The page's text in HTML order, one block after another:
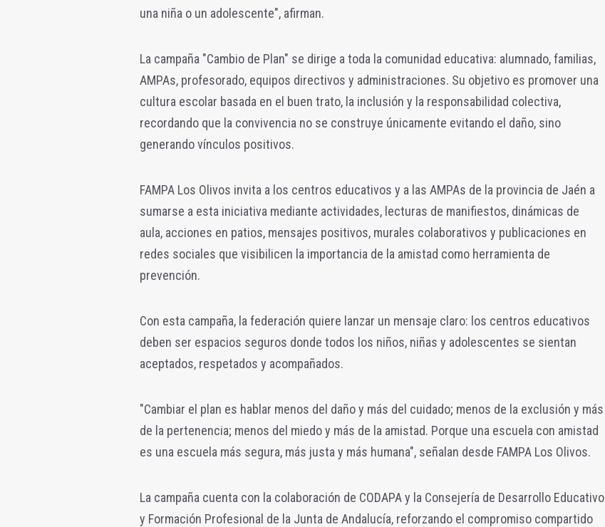
una niña o un adolescente", afirman.
La campaña "Cambio de Plan" se dirige a toda la comunidad educativa: alumnado, familias,
AMPAs, profesorado, equipos directivos y administraciones. Su objetivo es promover una
cultura escolar basada en el buen trato, la inclusión y la responsabilidad colectiva,
recordando que la convivencia no se construye únicamente evitando el daño, sino
generando vínculos positivos.
FAMPA Los Olivos invita a los centros educativos y a las AMPAs de la provincia de Jaén a
sumarse a esta iniciativa mediante actividades, lecturas de manifiestos, dinámicas de
aula, acciones en patios, mensajes positivos, murales colaborativos y publicaciones en
redes sociales que visibilicen la importancia de la amistad como herramienta de
prevención.
Con esta campaña, la federación quiere lanzar un mensaje claro: los centros educativos
deben ser espacios seguros donde todos los niños, niñas y adolescentes se sientan
aceptados, respetados y acompañados.
"Cambiar el plan es hablar menos del daño y más del cuidado; menos de la exclusión y más
de la pertenencia; menos del miedo y más de la amistad. Porque una escuela con amistad
es una escuela más segura, más justa y más humana", señalan desde FAMPA Los Olivos.
La campaña cuenta con la colaboración de CODAPA y la Consejería de Desarrollo Educativo
y Formación Profesional de la Junta de Andalucía, reforzando el compromiso compartido